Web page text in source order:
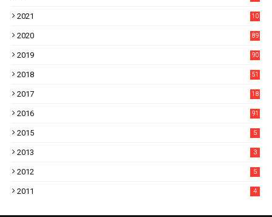
2021
10
2020
89
2019
90
2018
51
2017
18
2016 91
2015 5
2013 3
2012 5
2011 4